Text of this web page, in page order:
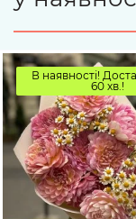
В наявності!
60 хв.!